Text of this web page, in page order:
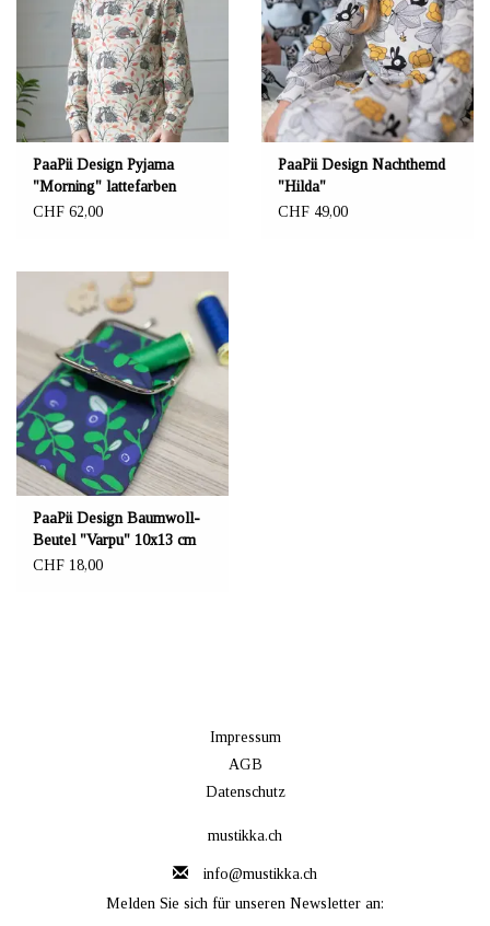
PaaPii Design Pyjama
"Morning" lattefarben
CHF 62,00
PaaPii Design Nachthemd
"Hilda"
CHF 49,00
PaaPii Design Baumwoll-
Beutel "Varpu" 10x13 cm
CHF 18,00
Impressum
AGB
Datenschutz
mustikka.ch
info@mustikka.ch
Melden Sie sich für unseren Newsletter an: